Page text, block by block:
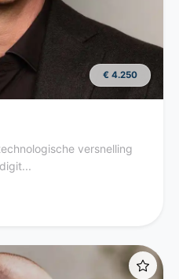
€ 4.250
versnelling